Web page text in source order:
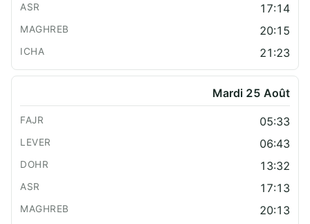
17:14
20:15
21:23
Mardi 25 Août
05:33
06:43
13:32
17:13
20:13